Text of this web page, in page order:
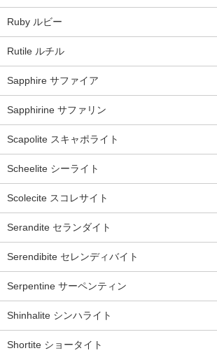
Ruby ルビー
Rutile ルチル
Sapphire サファイア
Sapphirine サファリン
Scapolite スキャポライト
Scheelite シーライト
Scolecite スコレサイト
Serandite セランダイト
Serendibite セレンディバイト
Serpentine サーペンティン
Shinhalite シンハライト
Shortite ショータイト